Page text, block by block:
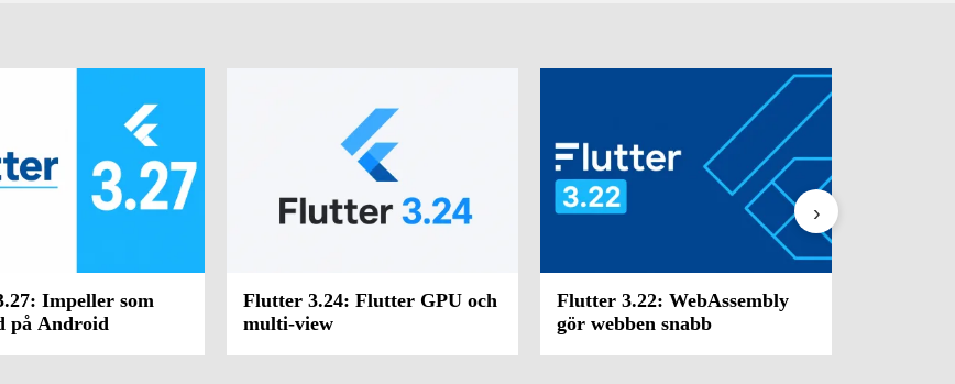
Impeller som
på Android
Flutter 3.24: Flutter GPU och
multi-view
Flutter 3.22: WebAssembly
gör webben snabb
›